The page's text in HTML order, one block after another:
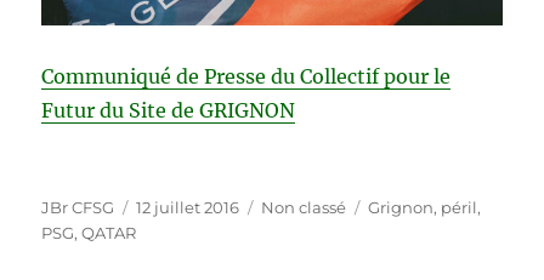
Communiqué de Presse du Collectif pour le
Futur du Site de GRIGNON
Auteur
JBr CFSG
Publié
le
12 juillet 2016 Catégories
Non classé Étiquettes
Grignon, péril,
PSG,QATAR